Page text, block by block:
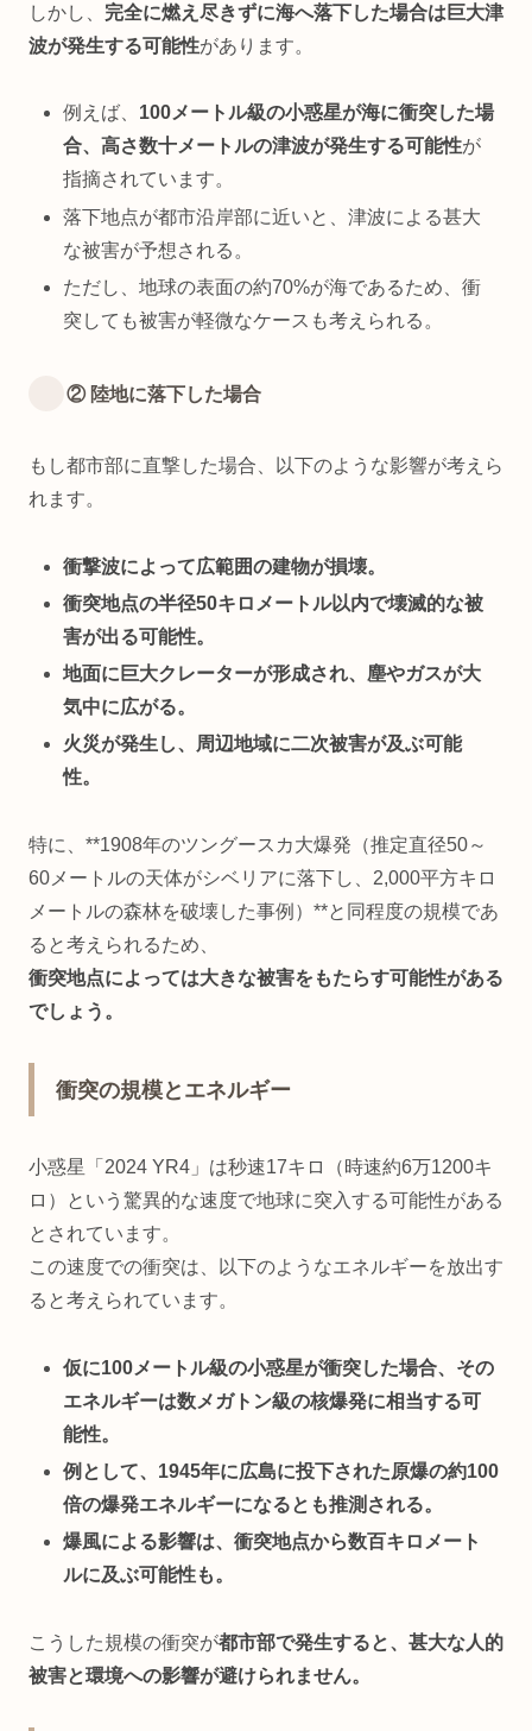
しかし、 完全に燃え尽きずに海へ落下した場合は巨大津
波が発生する可能性があります。
例えば、 100メートル級の小惑星が海に衝突した場
合、高さ数十メートルの津波が発生する可能性が
指摘されています。
落下地点が都市沿岸部に近いと、津波による甚大
な被害が予想される。
ただし、地球の表面の約70%が海であるため、衝
突しても被害が軽微なケースも考えられる。
② 陸地に落下した場合
もし都市部に直撃した場合、以下のような影響が考えら
れます。
衝撃波によって広範囲の建物が損壊。
衝突地点の半径50キロメートル以内で壊滅的な被
害が出る可能性。
地面に巨大クレーターが形成され、塵やガスが大
気中に広がる。
火災が発生し、周辺地域に二次被害が及ぶ可能
性。
特に、**1908年のツングースカ大爆発（推定直径50～
60メートルの天体がシベリアに落下し、2,000平方キロ
メートルの森林を破壊した事例）**と同程度の規模であ
ると考えられるため、
衝突地点によっては大きな被害をもたらす可能性がある
でしょう。
衝突の規模とエネルギー
小惑星「2024 YR4」は秒速17キロ（時速約6万1200キ
ロ）という驚異的な速度で地球に突入する可能性がある
とされています。
この速度での衝突は、以下のようなエネルギーを放出す
ると考えられています。
仮に100メートル級の小惑星が衝突した場合、その
エネルギーは数メガトン級の核爆発に相当する可
能性。
例として、1945年に広島に投下された原爆の約100
倍の爆発エネルギーになるとも推測される。
爆風による影響は、衝突地点から数百キロメート
ルに及ぶ可能性も。
こうした規模の衝突が都市部で発生すると、甚大な人的
被害と環境への影響が避けられません。